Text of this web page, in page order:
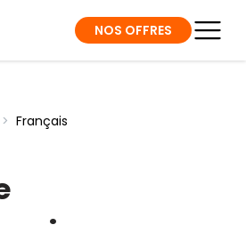
NOS OFFRES
> Français